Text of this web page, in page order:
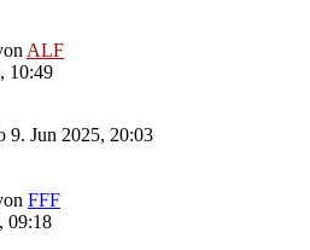
ALF
10:49
9. Jun 2025, 20:03
FFF
09:18